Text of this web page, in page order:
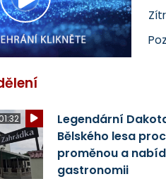
Přehrát
video
Legendární
Bělského lesa
proměnou a
gastronomii